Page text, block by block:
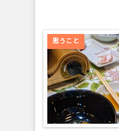
思うこと